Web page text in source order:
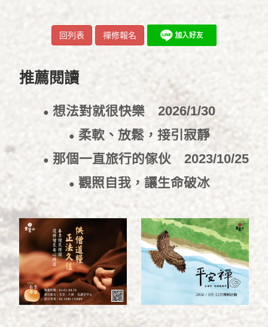
回列表 禪修報名
推薦閱讀
● 想法對就很快樂 2026/1/30
● 柔軟、放鬆，接引寂靜
2026/1/27
● 那個一直旅行的傢伙 2023/10/25
● 觀照自我，讓生命破冰